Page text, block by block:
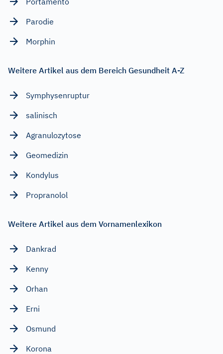
Parodie
Morphin
Weitere Artikel aus dem Bereich Gesundheit A-Z
Symphysenruptur
salinisch
Agranulozytose
Geomedizin
Kondylus
Propranolol
Weitere Artikel aus dem Vornamenlexikon
Dankrad
Kenny
Orhan
Erni
Osmund
Korona